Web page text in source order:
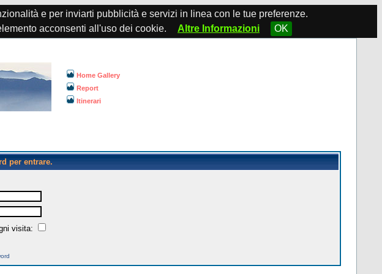
e per inviarti pubblicità e servizi in linea con le tue preferenze.
acconsenti all'uso dei cookie.
Altre Informazioni OK
Home Gallery
Report
Itinerari
per entrare.
visita: